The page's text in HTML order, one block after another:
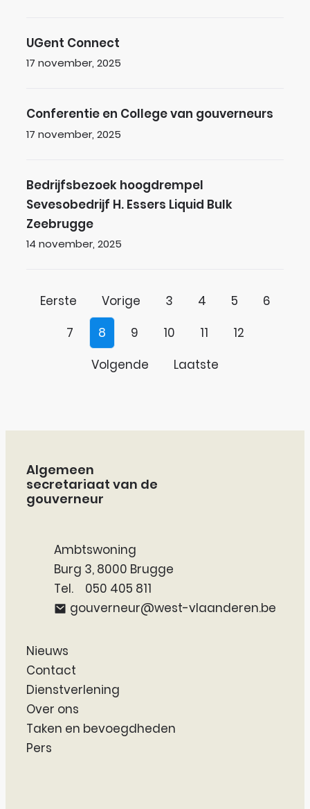
UGent Connect
UGent Connect
Gepubliceerd op
17 november, 2025
Conferentie en College van gouverneurs
Conferentie en College van gouverneurs
Gepubliceerd op
17 november, 2025
Bedrijfsbezoek hoogdrempel Sevesobedrijf H.
Bedrijfsbezoek hoogdrempel
Sevesobedrijf H. Essers Liquid Bulk
Zeebrugge
Gepubliceerd op
14 november, 2025
Eerste Vorige 3 4 5
6
7
8 9 10 11
12
Volgende
Laatste
Contact & openingsuren
Algemeen
secretariaat van de
gouverneur
AdresAmbtswoning
Burg 3 ,8000 Brugge
050 405 811
E-mail gouverneur@west-vlaanderen.be
Nieuws
Contact
Dienstverlening
Over ons
Taken en bevoegdheden
Pers